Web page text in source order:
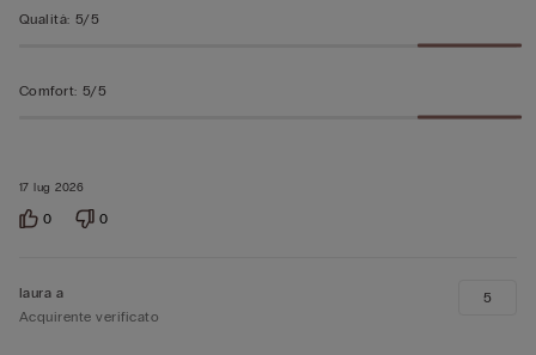
17 lug 2026
Qualità: 5/5
Comfort: 5/5
0 0
laura a
Acquirente verificato
5